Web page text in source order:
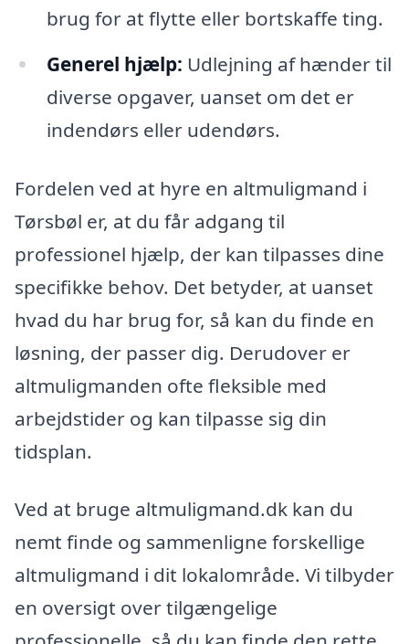
brug for at flytte eller bortskaffe ting.
Generel hjælp: Udlejning af hænder til
diverse opgaver, uanset om det er
indendørs eller udendørs.
Fordelen ved at hyre en altmuligmand i
Tørsbøl er, at du får adgang til
professionel hjælp, der kan tilpasses dine
specifikke behov. Det betyder, at uanset
hvad du har brug for, så kan du finde en
løsning, der passer dig. Derudover er
altmuligmanden ofte fleksible med
arbejdstider og kan tilpasse sig din
tidsplan.
Ved at bruge altmuligmand.dk kan du
nemt finde og sammenligne forskellige
altmuligmand i dit lokalområde. Vi tilbyder
en oversigt over tilgængelige